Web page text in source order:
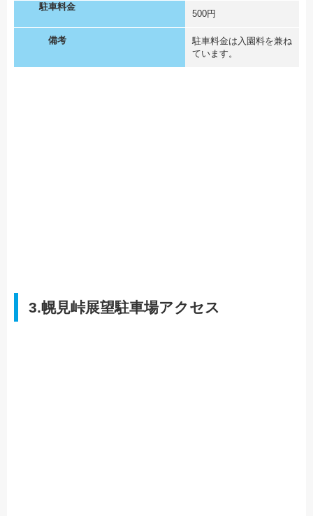
駐車料金
500円
備考
駐車料金は入園料を兼ね
ています。
3.幌見峠展望駐車場アクセス